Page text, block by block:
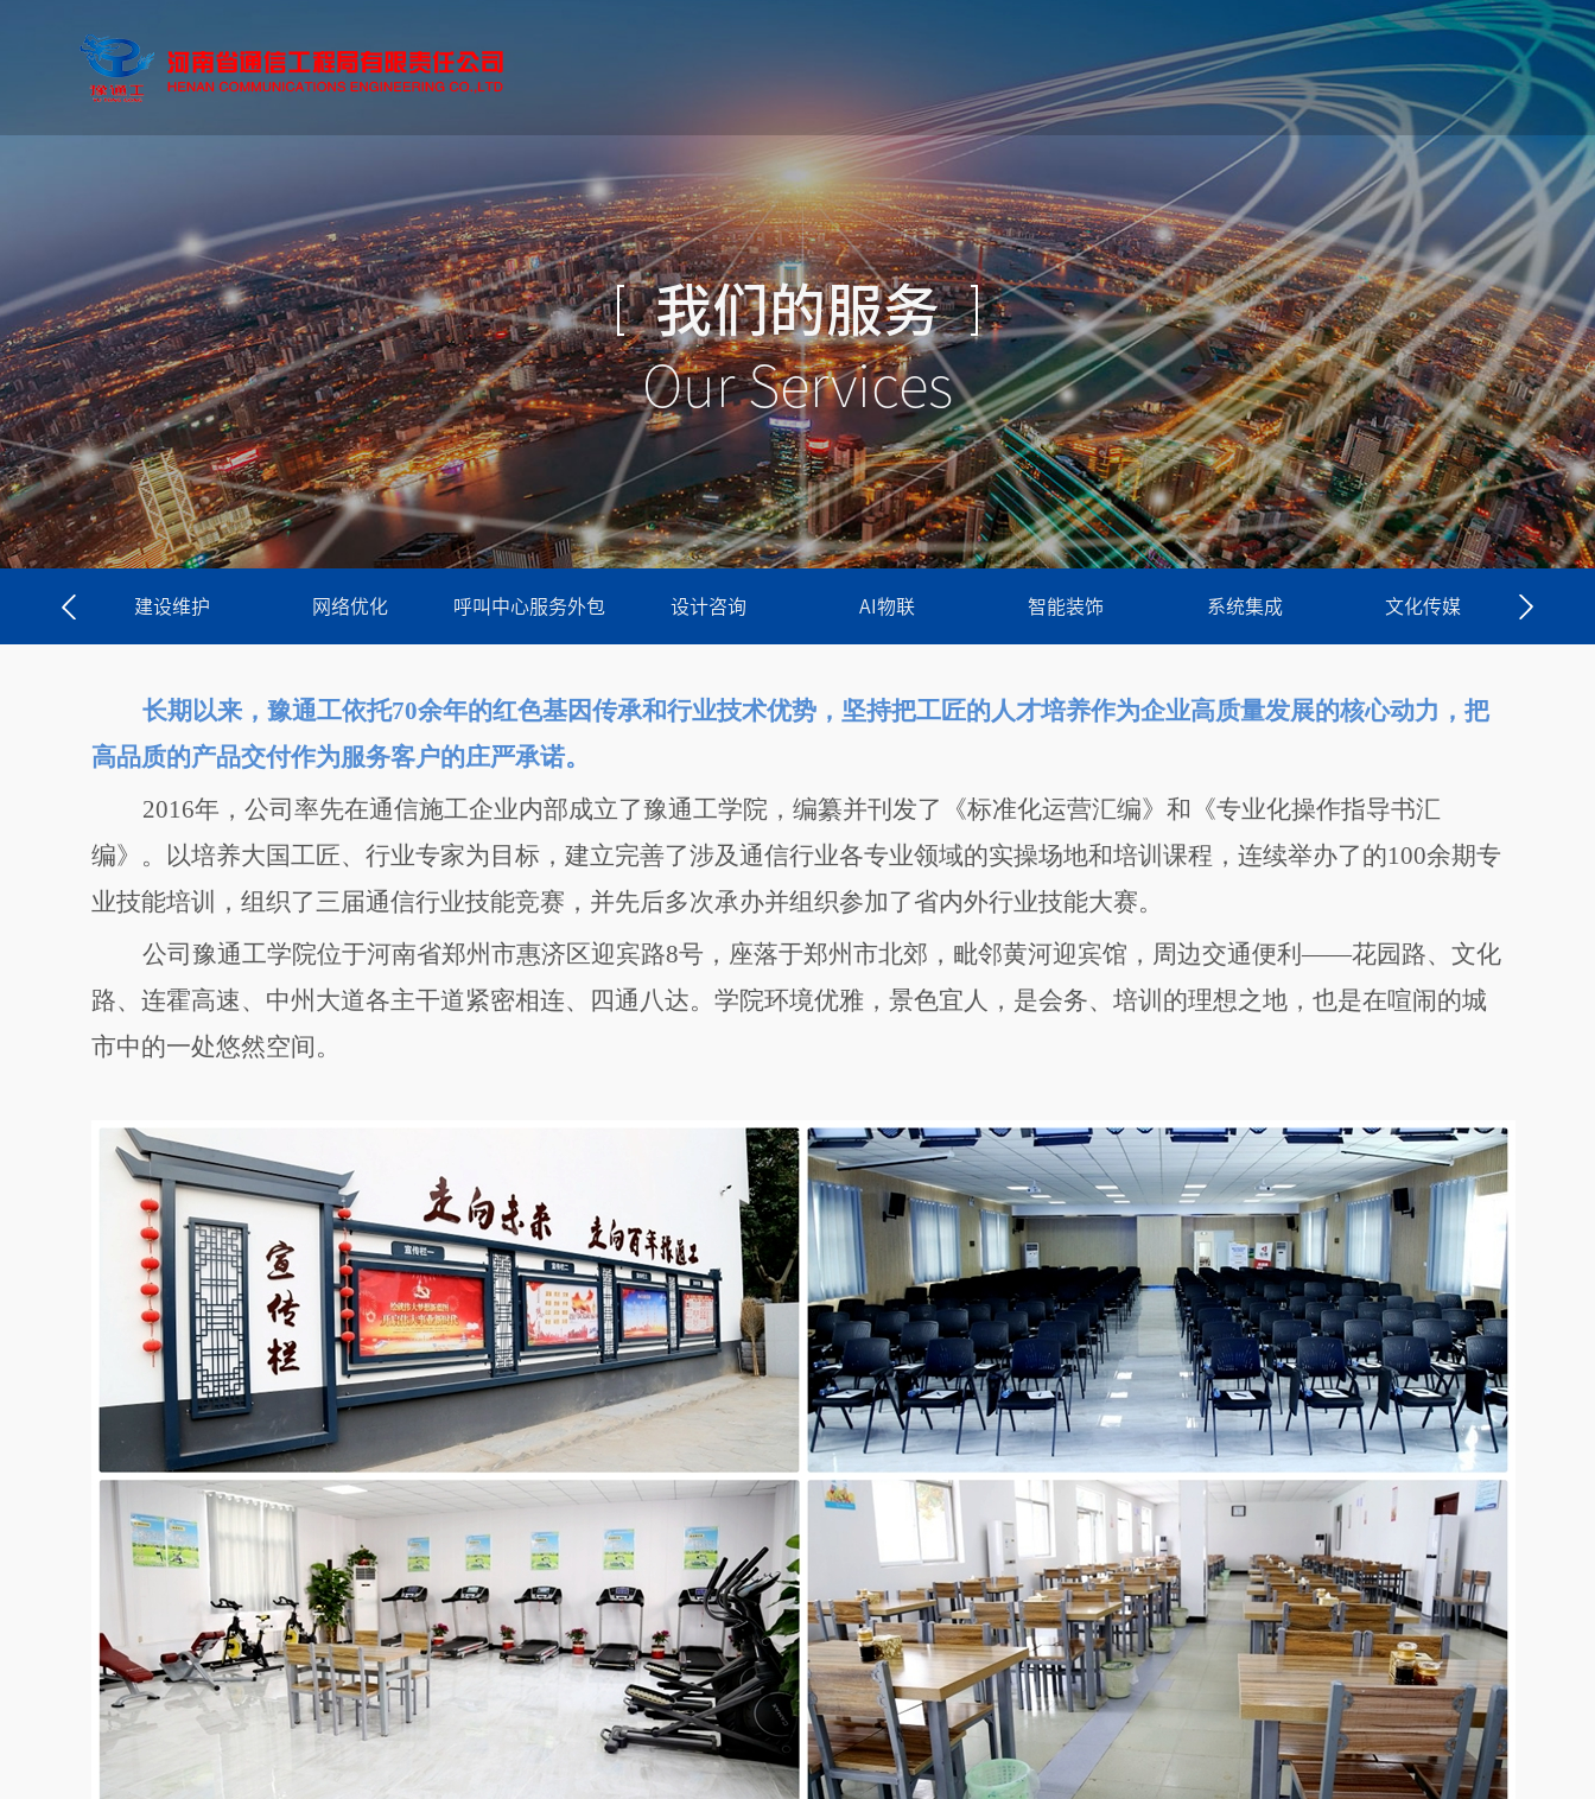
我们的服务
Our Services
建设维护 网络优化 呼叫中心服务外包 设计咨询 AI物联 智能装饰 系统集成 文化传媒
长期以来，豫通工依托70余年的红色基因传承和行业技术优势，坚持把工匠的人才培养作为企业高质量发展的核心动力，把
高品质的产品交付作为服务客户的庄严承诺。
2016年，公司率先在通信施工企业内部成立了豫通工学院，编纂并刊发了《标准化运营汇编》和《专业化操作指导书汇
编》。以培养大国工匠、行业专家为目标，建立完善了涉及通信行业各专业领域的实操场地和培训课程，连续举办了的100余期专
业技能培训，组织了三届通信行业技能竞赛，并先后多次承办并组织参加了省内外行业技能大赛。
公司豫通工学院位于河南省郑州市惠济区迎宾路8号，座落于郑州市北郊，毗邻黄河迎宾馆，周边交通便利——花园路、文化
路、连霍高速、中州大道各主干道紧密相连、四通八达。学院环境优雅，景色宜人，是会务、培训的理想之地，也是在喧闹的城
市中的一处悠然空间。